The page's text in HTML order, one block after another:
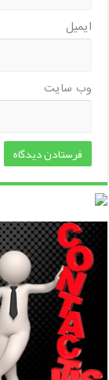
ایمیل
وب‌ سایت